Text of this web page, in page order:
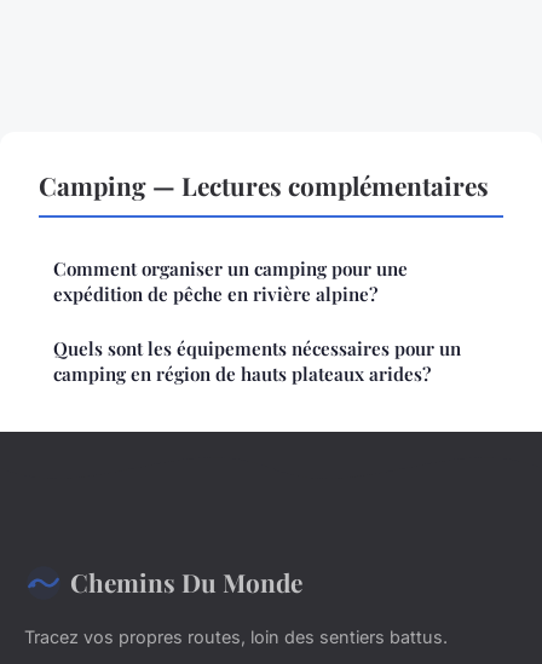
Camping — Lectures complémentaires
Comment organiser un camping pour une
expédition de pêche en rivière alpine?
Quels sont les équipements nécessaires pour un
camping en région de hauts plateaux arides?
Chemins Du Monde
Tracez vos propres routes, loin des sentiers battus.